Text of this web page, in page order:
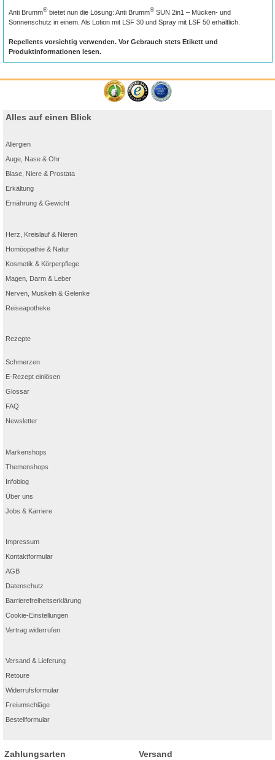
Anti Brumm®bietet nun die Lösung: Anti Brumm®SUN 2in1 – Mücken- und
Sonnenschutz in einem. Als Lotion mit LSF 30 und Spray mit LSF 50 erhältlich.
Repellents vorsichtig verwenden. Vor Gebrauch stets Etikett und
Produktinformationen lesen.
Alles auf einen Blick
Allergien
Auge, Nase & Ohr
Blase, Niere & Prostata
Erkältung
Ernährung & Gewicht
Herz, Kreislauf & Nieren
Homöopathie & Natur
Kosmetik & Körperpflege
Magen, Darm & Leber
Nerven, Muskeln & Gelenke
Reiseapotheke
Rezepte
Schmerzen
E-Rezept einlösen
Glossar
FAQ
Newsletter
Markenshops
Themenshops
Infoblog
Über uns
Jobs & Karriere
Impressum
Kontaktformular
AGB
Datenschutz
Barrierefreiheitserklärung
Cookie-Einstellungen
Vertrag widerrufen
Versand & Lieferung
Retoure
Widerrufsformular
Freiumschläge
Bestellformular
Zahlungsarten Versand